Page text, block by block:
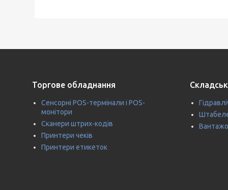
Торгове обладнання
Сенсорні POS-термінали і POS-
монітори
Сканери штрих-кодів
Принтери чеків
Принтери етикеток